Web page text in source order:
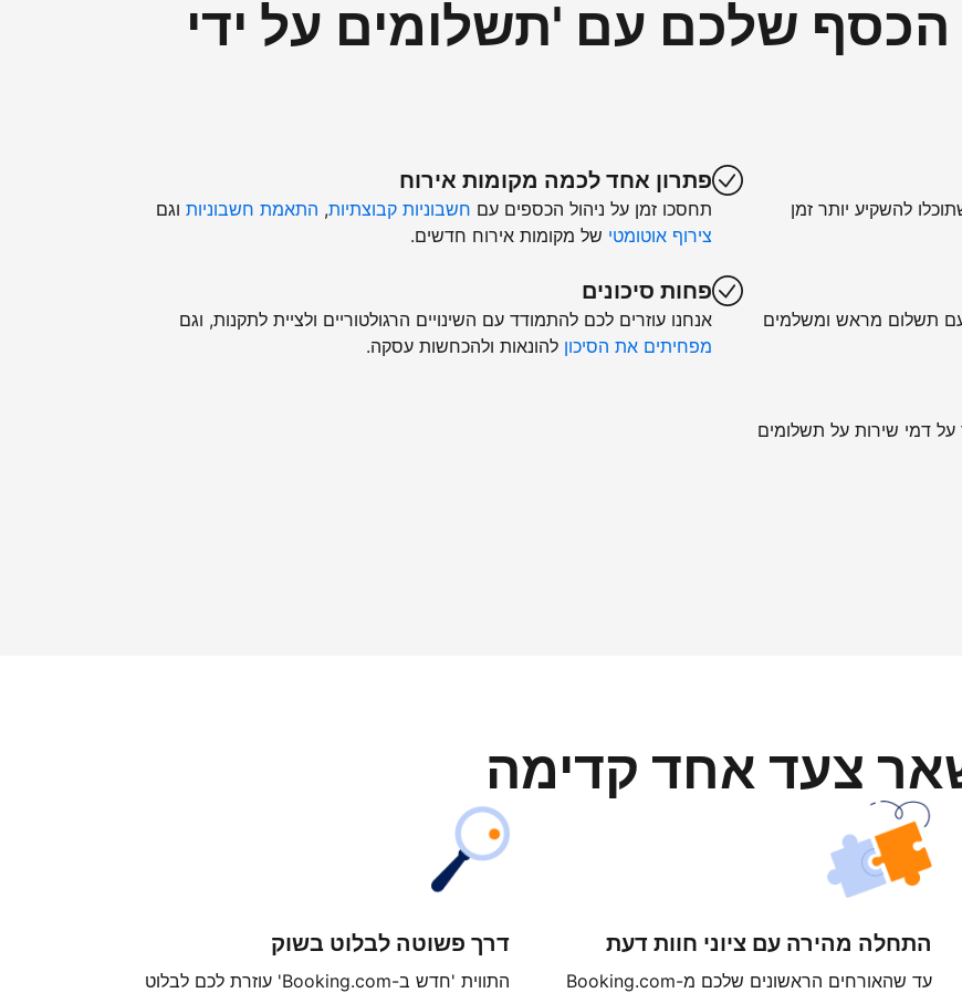
שלכם עם 'תשלומים על ידי
להשקיע יותר זמן
תשלום מראש ומשלמים
על דמי שירות על תשלומים
פתרון אחד לכמה מקומות אירוח
תחסכו זמן על ניהול הכספים עם חשבוניות קבוצתיות, התאמת חשבוניות וגם
צירוף אוטומטי של מקומות אירוח חדשים.
פחות סיכונים
אנחנו עוזרים לכם להתמודד עם השינויים הרגולטוריים ולציית לתקנות, וגם
מפחיתים את הסיכון להונאות ולהכחשות עסקה.
צעד אחד קדימה
התחלה מהירה עם ציוני חוות דעת
עד שהאורחים הראשונים שלכם מ-Booking.com
דרך פשוטה לבלוט בשוק
התווית 'חדש ב-Booking.com' עוזרת לכם לבלוט